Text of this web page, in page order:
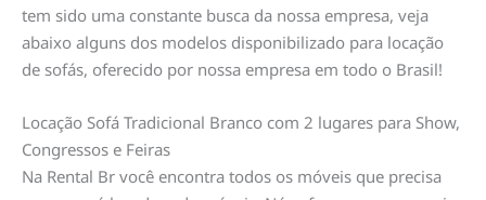
tem sido uma constante busca da nossa empresa, veja
abaixo alguns dos modelos disponibilizado para locação
de sofás, oferecido por nossa empresa em todo o Brasil!
Locação Sofá Tradicional Branco com 2 lugares para Show,
Congressos e Feiras
Na Rental Br você encontra todos os móveis que precisa